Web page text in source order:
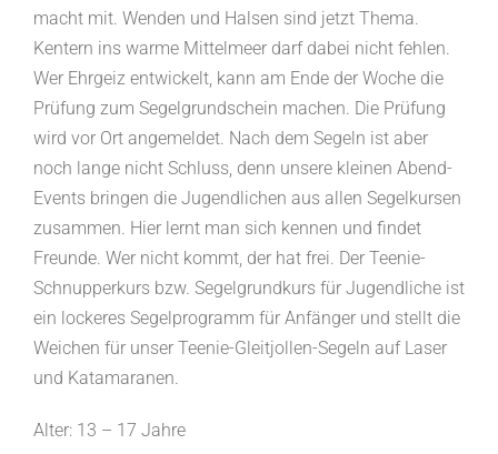
macht mit. Wenden und Halsen sind jetzt Thema.
Kentern ins warme Mittelmeer darf dabei nicht fehlen.
Wer Ehrgeiz entwickelt, kann am Ende der Woche die
Prüfung zum Segelgrundschein machen. Die Prüfung
wird vor Ort angemeldet. Nach dem Segeln ist aber
noch lange nicht Schluss, denn unsere kleinen Abend-
Events bringen die Jugendlichen aus allen Segelkursen
zusammen. Hier lernt man sich kennen und findet
Freunde. Wer nicht kommt, der hat frei. Der Teenie-
Schnupperkurs bzw. Segelgrundkurs für Jugendliche ist
ein lockeres Segelprogramm für Anfänger und stellt die
Weichen für unser Teenie-Gleitjollen-Segeln auf Laser
und Katamaranen.
Alter: 13 – 17 Jahre